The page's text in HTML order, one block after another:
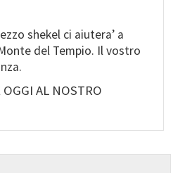
shekel ci aiutera’ a
del Tempio. Il vostro
AL NOSTRO